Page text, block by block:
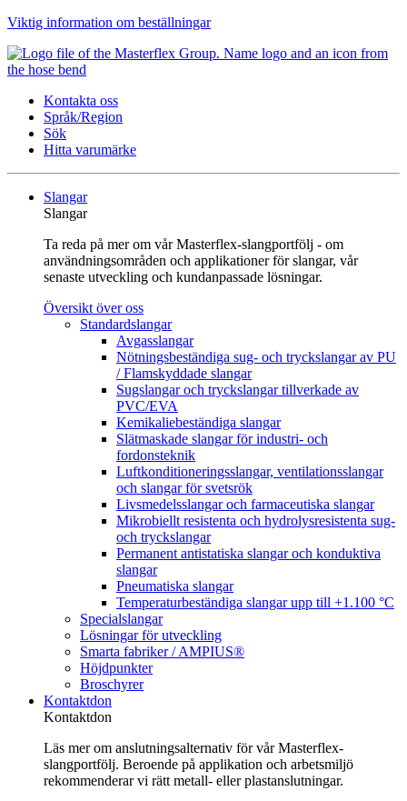
Viktig information om beställningar
Kontakta oss
Språk/Region
Sök
Hitta varumärke
Slangar
Slangar
Ta reda på mer om vår Masterflex-slangportfölj - om
användningsområden och applikationer för slangar, vår
senaste utveckling och kundanpassade lösningar.
Översikt över oss
Standardslangar
Avgasslangar
Nötningsbeständiga sug- och tryckslangar av PU
/ Flamskyddade slangar
Sugslangar och tryckslangar tillverkade av
PVC/EVA
Kemikaliebeständiga slangar
Slätmaskade slangar för industri- och
fordonsteknik
Luftkonditioneringsslangar, ventilationsslangar
och slangar för svetsrök
Livsmedelsslangar och farmaceutiska slangar
Mikrobiellt resistenta och hydrolysresistenta sug-
och tryckslangar
Permanent antistatiska slangar och konduktiva
slangar
Pneumatiska slangar
Temperaturbeständiga slangar upp till +1.100 °C
Specialslangar
Lösningar för utveckling
Smarta fabriker / AMPIUS®
Höjdpunkter
Broschyrer
Kontaktdon
Kontaktdon
Läs mer om anslutningsalternativ för vår Masterflex-
slangportfölj. Beroende på applikation och arbetsmiljö
rekommenderar vi rätt metall- eller plastanslutningar.